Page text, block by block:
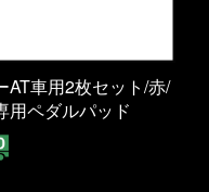
AT車用2枚セット/赤/
用ペダルパッド